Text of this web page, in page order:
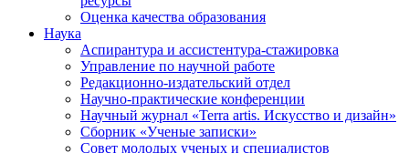
Оценка качества образования
Наука
Аспирантура и ассистентура-стажировка
Управление по научной работе
Редакционно-издательский отдел
Научно-практические конференции
Научный журнал «Terra artis. Искусство и дизайн»
Сборник «Ученые записки»
Совет молодых ученых и специалистов